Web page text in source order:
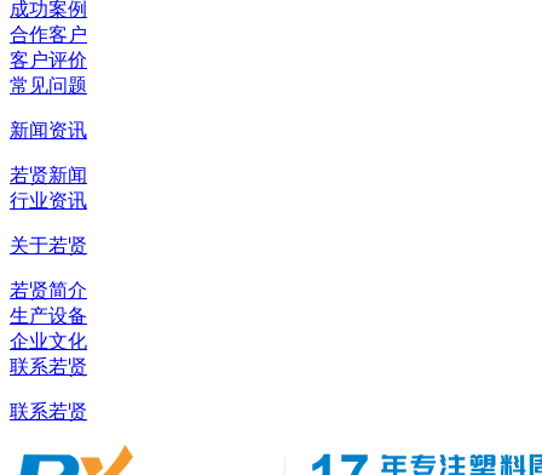
成功案例
合作客户
客户评价
常见问题
新闻资讯
若贤新闻
行业资讯
关于若贤
若贤简介
生产设备
企业文化
联系若贤
联系若贤